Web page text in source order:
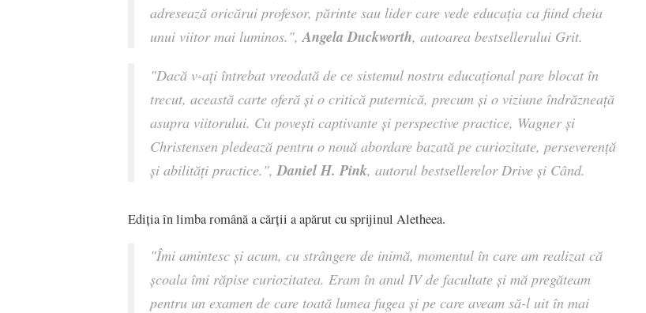
adresează oricărui profesor, părinte sau lider care vede educația ca fiind cheia
unui viitor mai luminos.",Angela Duckworth, autoarea bestsellerului Grit.
"Dacă v-ați întrebat vreodată de ce sistemul nostru educațional pare blocat în
trecut, această carte oferă și o critică puternică, precum și o viziune îndrăzneață
asupra viitorului. Cu povești captivante și perspective practice, Wagner și
Christensen pledează pentru o nouă abordare bazată pe curiozitate, perseverență
și abilități practice.", Daniel H. Pink, autorul bestsellerelor Drive și Când.
Ediția în limba română a cărții a apărut cu sprijinul Aletheea.
"Îmi amintesc și acum, cu strângere de inimă, momentul în care am realizat că
școala îmi răpise curiozitatea. Eram în anul IV de facultate și mă pregăteam
pentru un examen de care toată lumea fugea și pe care aveam să-l uit în mai